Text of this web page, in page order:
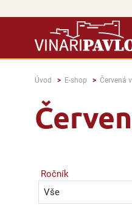
Úvod E-shop Červená
Ročník